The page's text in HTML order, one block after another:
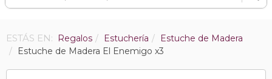
ESTÁS EN: Regalos Estuchería
Estuche de Madera
Estuche de Madera El Enemigo x3